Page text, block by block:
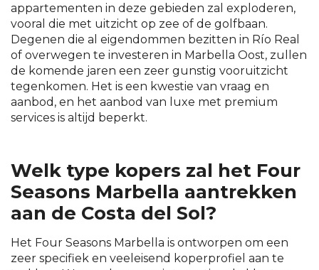
appartementen in deze gebieden zal exploderen,
vooral die met uitzicht op zee of de golfbaan.
Degenen die al eigendommen bezitten in Río Real
of overwegen te investeren in Marbella Oost, zullen
de komende jaren een zeer gunstig vooruitzicht
tegenkomen. Het is een kwestie van vraag en
aanbod, en het aanbod van luxe met premium
services is altijd beperkt.
Welk type kopers zal het Four
Seasons Marbella aantrekken
aan de Costa del Sol?
Het Four Seasons Marbella is ontworpen om een
zeer specifiek en veeleisend koperprofiel aan te